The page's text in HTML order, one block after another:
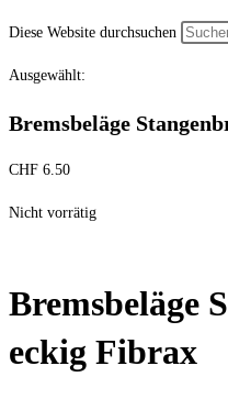
Diese Website durchsuchen
Ausgewählt:
Bremsbeläge
CHF 6.50
Nicht vorrätig
Bremsbeläge
eckig Fibrax